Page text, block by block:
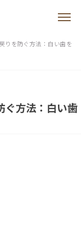
りを防ぐ方法：白い歯を
ぐ方法：白い歯